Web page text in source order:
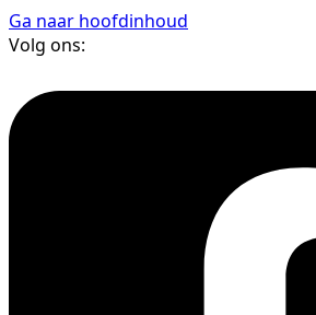
Ga naar hoofdinhoud
Volg ons: